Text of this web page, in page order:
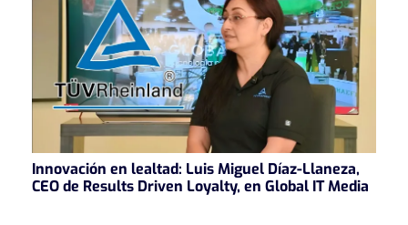
Innovación en lealtad: Luis Miguel Díaz-Llaneza,
CEO de Results Driven Loyalty, en Global IT Media